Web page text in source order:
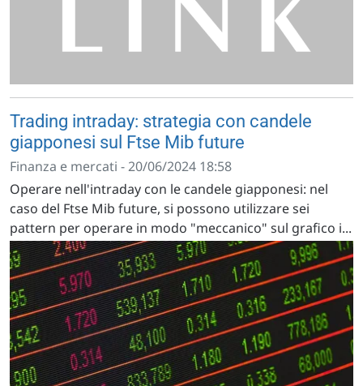
Trading intraday: strategia con candele
giapponesi sul Ftse Mib future
Finanza e mercati - 20/06/2024 18:58
Operare nell'intraday con le candele giapponesi: nel
caso del Ftse Mib future, si possono utilizzare sei
pattern per operare in modo "meccanico" sul grafico i...